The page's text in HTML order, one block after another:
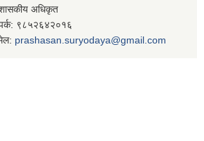
अधिकृत
९८५२६४२०१६
prashasan.suryodaya@gmail.com